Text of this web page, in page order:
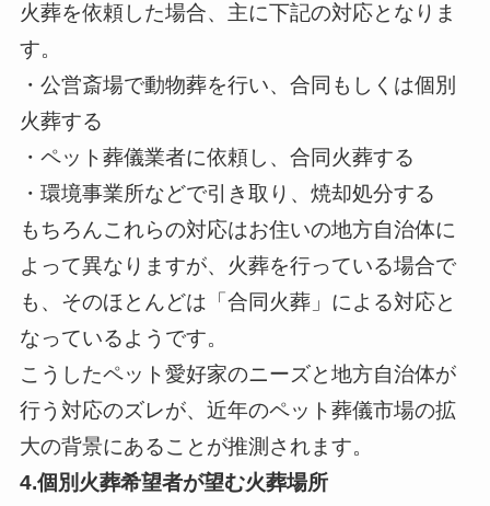
火葬を依頼した場合、主に下記の対応となりま
す。
・公営斎場で動物葬を行い、合同もしくは個別
火葬する
・ペット葬儀業者に依頼し、合同火葬する
・環境事業所などで引き取り、焼却処分する
もちろんこれらの対応はお住いの地方自治体に
よって異なりますが、火葬を行っている場合で
も、そのほとんどは「合同火葬」による対応と
なっているようです。
こうしたペット愛好家のニーズと地方自治体が
行う対応のズレが、近年のペット葬儀市場の拡
大の背景にあることが推測されます。
4.個別火葬希望者が望む火葬場所